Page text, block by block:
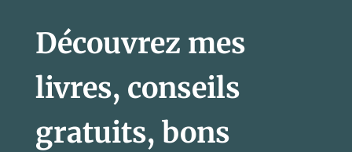
Découvrez mes
livres, conseils
gratuits, bons